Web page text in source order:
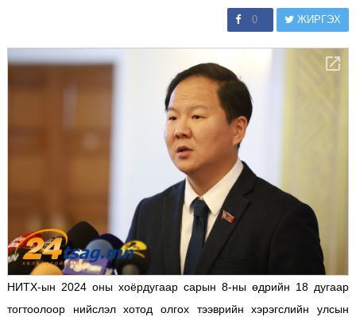
0 ЖИРГЭХ
НИТХ-ын 2024 оны хоёрдугаар сарын 8-ны өдрийн 18 дугаар
тогтоолоор нийслэл хотод олгох тээврийн хэрэгслийн улсын